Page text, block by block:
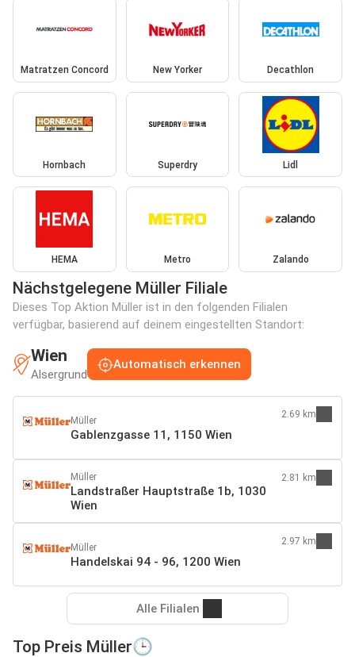
Matratzen Concord New Yorker Decathlon
Hornbach Superdry Lidl
HEMA Metro Zalando
Nächstgelegene Müller Filiale
Dieses Top Aktion Müller ist in den folgenden Filialen
verfügbar, basierend auf deinem eingestellten Standort:
Wien
Alsergrund
Automatisch erkennen
Müller
Gablenzgasse 11, 1150 Wien
2.69 km
Müller
Landstraßer Hauptstraße 1b, 1030
Wien
2.81 km
Müller
Handelskai 94 - 96, 1200 Wien
2.97 km
Alle Filialen
Top Preis Müller🕒